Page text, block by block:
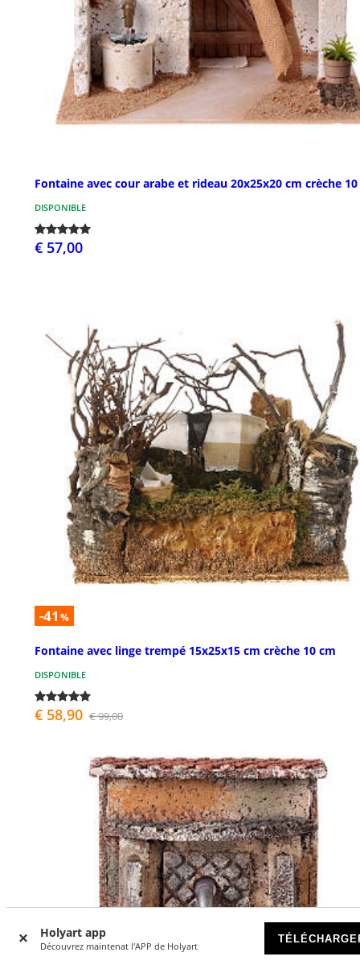
Holyart app
Découvrez maintenat l'APP de Holyart
Fontaine avec cour arabe et rideau 20x25x20 cm crèche
DISPONIBLE
€ 57,00
-41 %
Fontaine avec linge trempé 15x25x15 cm crèche 10 cm
DISPONIBLE
€ 58,90 € 99,00